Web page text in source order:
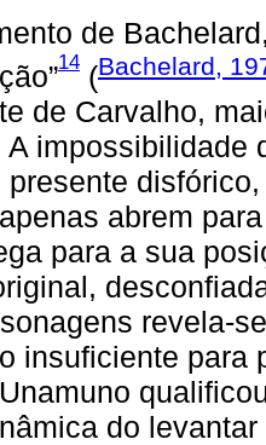
de
14 (Bachelard,
de Carvalho,
A impossibilidade
presente
abrem
para a sua
revela-
insuficiente para
do